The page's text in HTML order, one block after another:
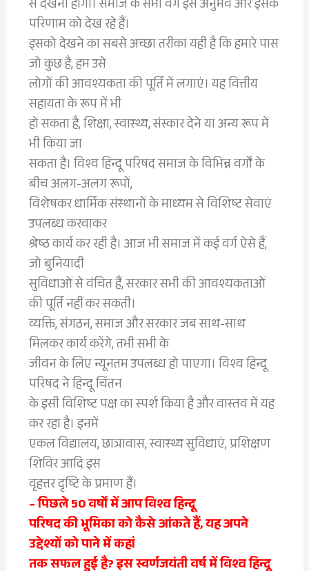
से देखना होगा। समाज के सभी वर्ग इस अनुभव और इसके
परिणाम को देख रहे हैं।
इसको देखने का सबसे अच्छा तरीका यही है कि हमारे पास
जो कुछ है, हम उसे
लोगों की आवश्यकता की पूर्ति में लगाएं। यह वित्तीय
सहायता के रूप में भी
हो सकता है, शिक्षा, स्वास्थ्य, संस्कार देने या अन्य रूप में
भी किया जा
सकता है। विश्व हिन्दू परिषद समाज के विभिन्न वर्गों के
बीच अलग-अलग रूपों,
विशेषकर धार्मिक संस्थानों के माध्यम से विशिष्ट सेवाएं
उपलब्ध करवाकर
श्रेष्ठ कार्य कर रही है। आज भी समाज में कई वर्ग ऐसे हैं,
जो बुनियादी
सुविधाओं से वंचित हैं, सरकार सभी की आवश्यकताओं
की पूर्ति नहीं कर सकती।
व्यक्ति, संगठन, समाज और सरकार जब साथ-साथ
मिलकर कार्य करेंगे, तभी सभी के
जीवन के लिए न्यूनतम उपलब्ध हो पाएगा। विश्व हिन्दू
परिषद ने हिन्दू चिंतन
के इसी विशिष्ट पक्ष का स्पर्श किया है और वास्तव में यह
कर रहा है। इनमें
एकल विद्यालय, छात्रावास, स्वास्थ्य सुविधाएं, प्रशिक्षण
शिविर आदि इस
वृहत्तर दृष्टि के प्रमाण हैं।
– पिछले 50 वर्षों में आप विश्व हिन्दू
परिषद की भूमिका को कैसे आंकते हैं, यह अपने
उद्देश्यों को पाने में कहां
तक सफल हुई है? इस स्वर्णजयंती वर्ष में विश्व हिन्दू